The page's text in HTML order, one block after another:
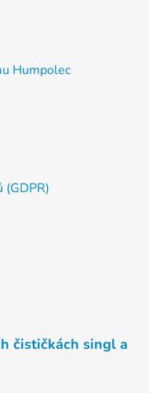
Humpolec
(GDPR)
čističkách singl a